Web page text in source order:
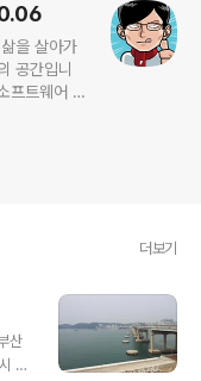
을 살아가
공간입니
프트웨어 공
무의미한
더보기
산
되